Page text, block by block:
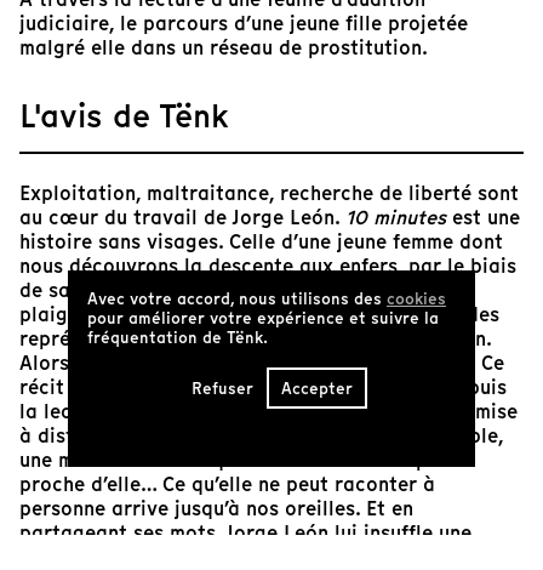
judiciaire, le parcours d’une jeune fille projetée
malgré elle dans un réseau de prostitution.
L'avis de Tënk
Exploitation, maltraitance, recherche de liberté sont
au cœur du travail de Jorge León. 10 minutesest une
histoire sans visages. Celle d’une jeune femme dont
nous découvrons la descente aux enfers, par le biais
de sa déposition auprès de policiers belges. La
plaignante refuse de signer l’audition par peur des
représailles. La filmer n’est même pas la question.
Alors comment transmettre l’invisible violence ? Ce
récit d’une prostituée bulgare nous parvient depuis
la lecture de son témoignage par la police. Une mise
à distance pour décrire ce qui n’est pas montrable,
une mise à distance qui nous rend encore plus
proche d’elle… Ce qu’elle ne peut raconter à
personne arrive jusqu’à nos oreilles. Et en
partageant ses mots, Jorge León lui insuffle une
Avec votre accord, nous utilisons des cookies
pour améliorer votre expérience et suivre la
fréquentation de Tënk.
Refuser Accepter